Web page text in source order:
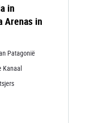
in
Arenas in
Patagonië
Kanaal